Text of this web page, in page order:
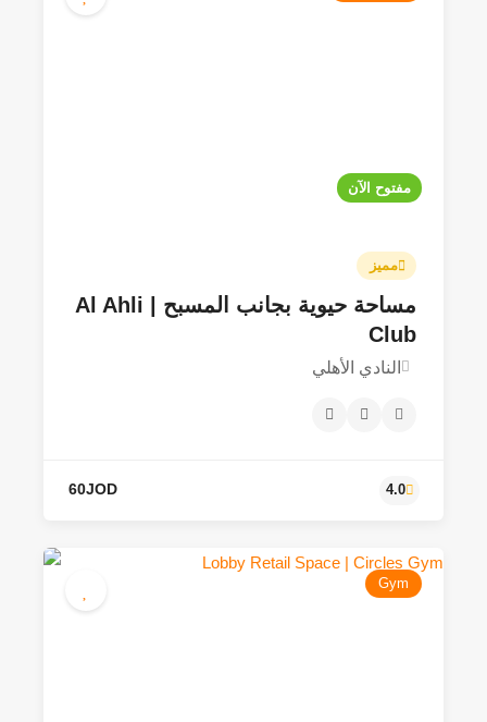
35JOD
مفتوح الآن
مميز
مساحة حيوية بجانب المسبح | Al Ahli
Club
النادي الأهلي
Gym